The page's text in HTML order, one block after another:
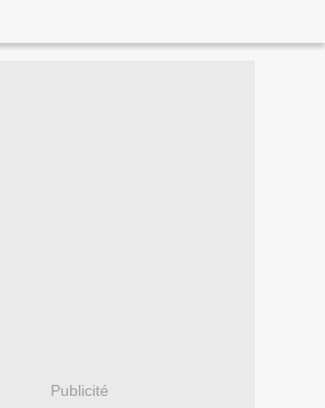
Publicité